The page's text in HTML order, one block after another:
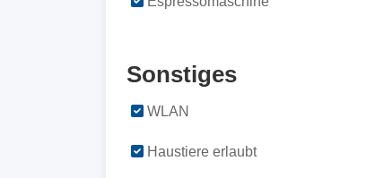
Sonstiges
WLAN
Haustiere erlaubt